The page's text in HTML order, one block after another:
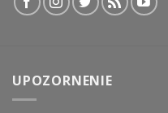
UPOZORNENIE